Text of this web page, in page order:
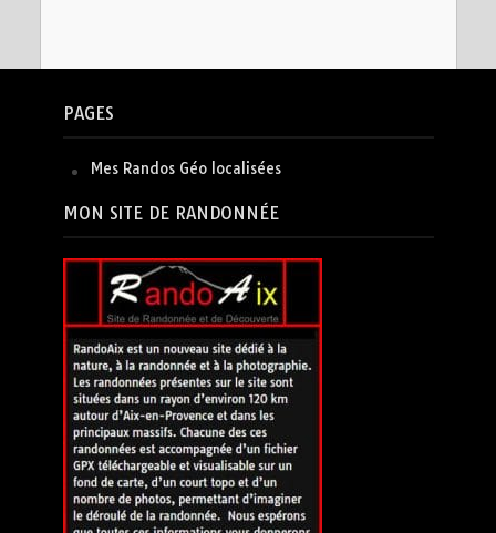
PAGES
Mes Randos Géo localisées
MON SITE DE RANDONNÉE